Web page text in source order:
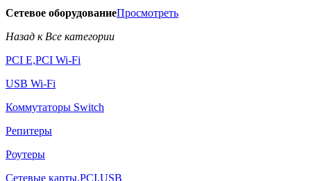
Сетевое оборудованиеПросмотреть
Назад к Все категории
PCI E,PCI Wi-Fi
USB Wi-Fi
Коммутаторы Switch
Репитеры
Роутеры
Сетевые карты,PCI,USB